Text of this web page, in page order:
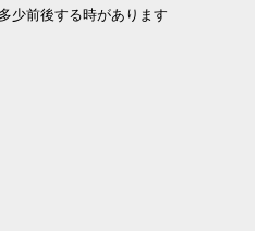
少前後する時があります